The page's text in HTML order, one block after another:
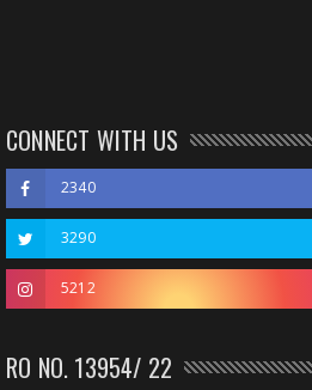
CONNECT WITH US
2340
3290
5212
RO NO. 13954/ 22